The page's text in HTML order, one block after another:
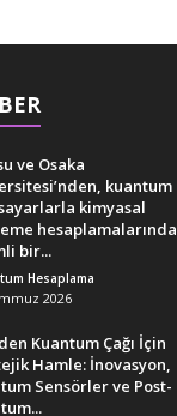
ve Osaka
kuantum
kimyasal
hesaplamalarında
bir...
Hesaplama
2026
Kuantum Çağı İçin
Hamle: İnovasyon,
Sensörler ve Post-